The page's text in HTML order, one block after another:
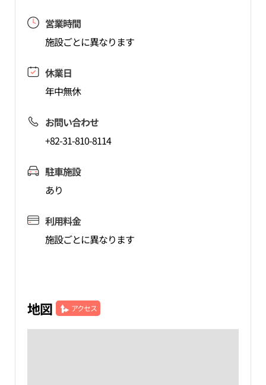
営業時間
施設ごとに異なります
休業日
年中無休
お問い合わせ
+82-31-810-8114
駐車施設
あり
利用料金
施設ごとに異なります
地図 アクセス